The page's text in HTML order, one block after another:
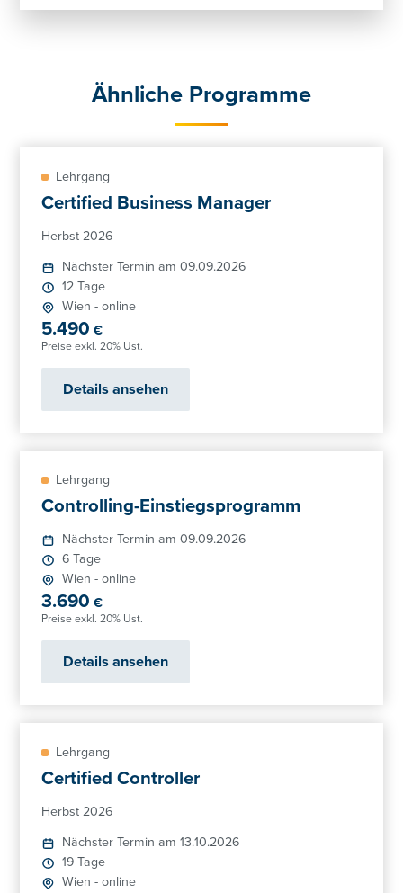
Ähnliche Programme
Lehrgang
Certified Business Manager
Herbst 2026
Nächster Termin am 09.09.2026
12 Tage
Wien - online
5.490 €
Preise exkl. 20% Ust.
Details ansehen
Lehrgang
Controlling-Einstiegsprogramm
Nächster Termin am 09.09.2026
6 Tage
Wien - online
3.690 €
Preise exkl. 20% Ust.
Details ansehen
Lehrgang
Certified Controller
Herbst 2026
Nächster Termin am 13.10.2026
19 Tage
Wien - online